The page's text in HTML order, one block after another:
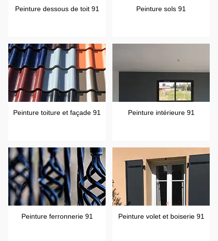
Peinture dessous de toit 91 Peinture sols 91
Peinture toiture et façade 91 Peinture intérieure 91
Peinture ferronnerie 91 Peinture volet et boiserie 91